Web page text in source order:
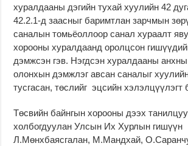
хуралдааны дэгийн тухай хуулийн 42
42.2.1-д заасныг баримтлан зарчмын
саналын томьёоллоор санал хураалт
хорооны хуралдаанд оролцсон
дэмжсэн гэв. Нэгдсэн хуралдааны
олонхын дэмжлэг авсан саналыг
тусгасан, төслийг эцсийн хэлэлцүүлэгт
Төсвийн байнгын хорооны дээх
холбогдуулан Улсын Их Хурлын гишүүн
Л.Мөнхбаясгалан, М.Мандхай,